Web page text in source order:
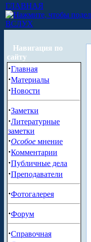
ГЛАВНАЯ
ВСЛУХ
Навигация по
сайту
·Главная
·Материалы
·Новости
·Заметки
·Литературные
заметки
·Особое мнение
·Комментарии
·Публичные дела
·Преподаватели
·Фотогалерея
·Форум
·Справочная